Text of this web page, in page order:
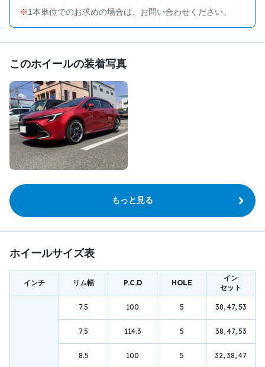
1本単位でのお求めの場合は、お問い合わせください。
このホイールの装着写真
もっと見る
ホイールサイズ表
インチ リム幅 P.C.D HOLE
イン
セット
7.5 100 5 38, 47, 53
7.5 114.3 5 38, 47, 53
8.5 100 5 32, 38, 47